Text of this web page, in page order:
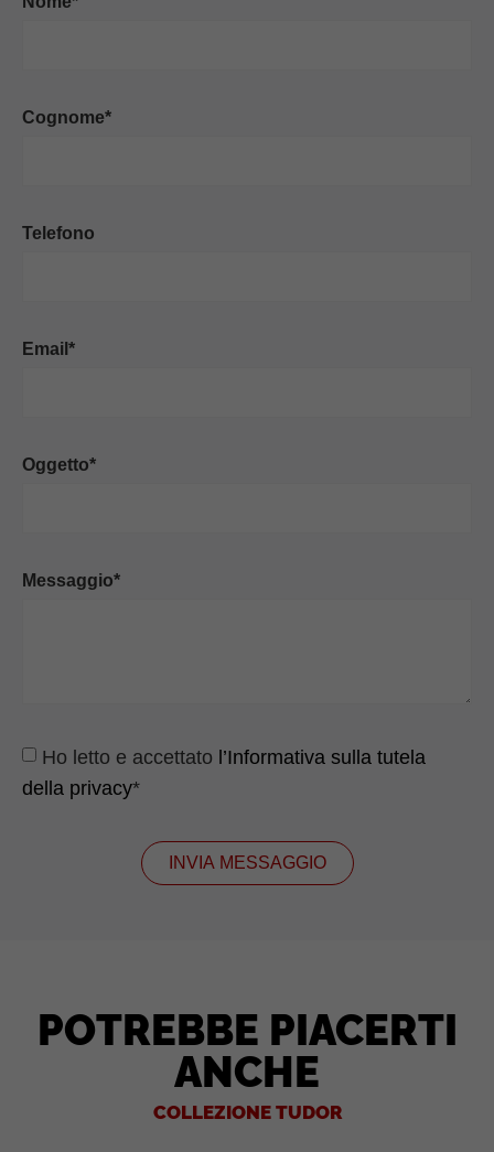
Cognome*
Telefono
Email*
Oggetto*
Messaggio*
Ho letto e accettato l’Informativa sulla tutela
della privacy*
INVIA MESSAGGIO
POTREBBE PIACERTI
ANCHE
COLLEZIONE TUDOR